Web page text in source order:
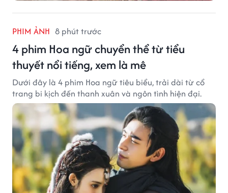
PHIM ẢNH 8 phút trước
4 phim Hoa ngữ chuyển thể từ tiểu
thuyết nổi tiếng, xem là mê
Dưới đây là 4 phim Hoa ngữ tiêu biểu, trải dài từ cổ
trang bi kịch đến thanh xuân và ngôn tình hiện đại.